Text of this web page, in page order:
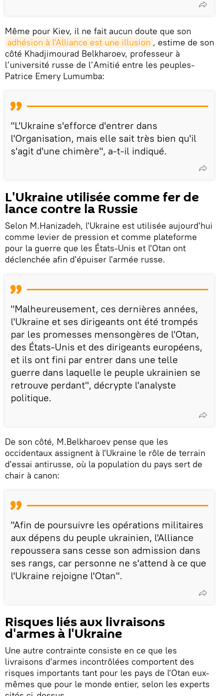
Même pour Kiev, il ne fait aucun doute que son
adhésion à l'Alliance est une illusion , estime de son
côté Khadjimourad Belkharoev, professeur à
l’université russe de l’Amitié entre les peuples-
Patrice Emery Lumumba:
"L'Ukraine s'efforce d'entrer dans
l'Organisation, mais elle sait très bien qu'il
s'agit d'une chimère", a-t-il indiqué.
L'Ukraine utilisée comme fer de
lance contre la Russie
Selon M.Hanizadeh, l'Ukraine est utilisée aujourd'hui
comme levier de pression et comme plateforme
pour la guerre que les États-Unis et l'Otan ont
déclenchée afin d'épuiser l'armée russe.
"Malheureusement, ces dernières années,
l'Ukraine et ses dirigeants ont été trompés
par les promesses mensongères de l'Otan,
des États-Unis et des dirigeants européens,
et ils ont fini par entrer dans une telle
guerre dans laquelle le peuple ukrainien se
retrouve perdant", décrypte l'analyste
politique.
De son côté, M.Belkharoev pense que les
occidentaux assignent à l'Ukraine le rôle de terrain
d'essai antirusse, où la population du pays sert de
chair à canon:
"Afin de poursuivre les opérations militaires
aux dépens du peuple ukrainien, l'Alliance
repoussera sans cesse son admission dans
ses rangs, car personne ne s'attend à ce que
l'Ukraine rejoigne l'Otan".
Risques liés aux livraisons
d'armes à l'Ukraine
Une autre contrainte consiste en ce que les
livraisons d'armes incontrôlées comportent des
risques importants tant pour les pays de l'Otan eux-
mêmes que pour le monde entier, selon les experts